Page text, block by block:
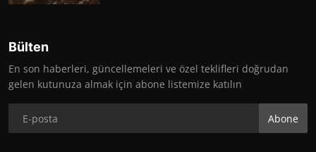
Bülten
En son haberleri, güncellemeleri ve özel teklifleri doğrudan
gelen kutunuza almak için abone listemize katılın
Abone